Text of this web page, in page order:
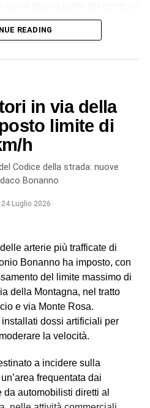
«Un primo intervento
è stato sufficiente – si legge
contenere la perdita. I nostri
che l’unica soluzione
integrale del tratto
più impegnativo, ma
ripristino sicuro e duraturo
rischio di nuovi cedimenti a
per la riparazione è
READING
in via della
limite di
h
Codice della strada: nuove
Bonanno
24 Luglio 2026
arterie più trafficate di
Bonanno ha imposto, con
del limite massimo di
della Montagna, nel tratto
e via Monte Rosa.
dossi artificiali per
la velocità.
a incidere sulla
frequentata dai
automobilisti diretti al